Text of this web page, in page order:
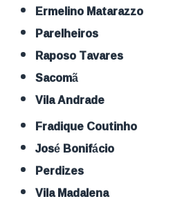
Ermelino Matarazzo
Parelheiros
Raposo Tavares
Sacomã
Vila Andrade
Fradique Coutinho
José Bonifácio
Perdizes
Vila Madalena